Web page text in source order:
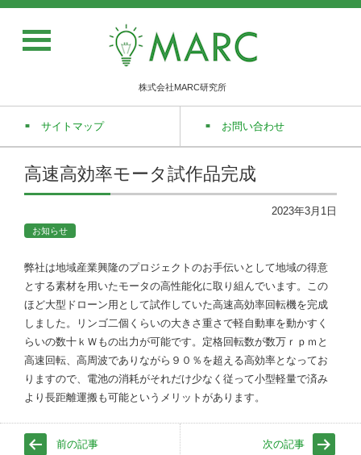
株式会社MARC研究所
サイトマップ お問い合わせ
高速高効率モータ試作品完成
2023年3月1日
お知らせ
弊社は地域産業興隆のプロジェクトのお手伝いとして地域の得意
とする素材を用いたモータの高性能化に取り組んでいます。この
ほど大型ドローン用として試作していた高速高効率回転機を完成
しました。リンゴ二個くらいの大きさ重さで軽自動車を動かすく
らいの数十ｋＷもの出力が可能です。定格回転数が数万ｒｐｍと
高速回転、高周波でありながら９０％を超える高効率となってお
りますので、電池の消耗がそれだけ少なく従って小型軽量で済み
より長距離運搬も可能というメリットがあります。
前の記事 次の記事